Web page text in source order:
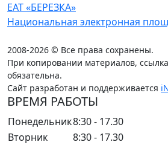
ЕАТ «БЕРЕЗКА»
Национальная электронная
2008-2026 © Все права сохранены.
При копировании материалов,
обязательна.
Сайт разработан и поддерживается
ВРЕМЯ РАБОТЫ
Понедельник8:30 - 17.30
Вторник
8:30 - 17.30